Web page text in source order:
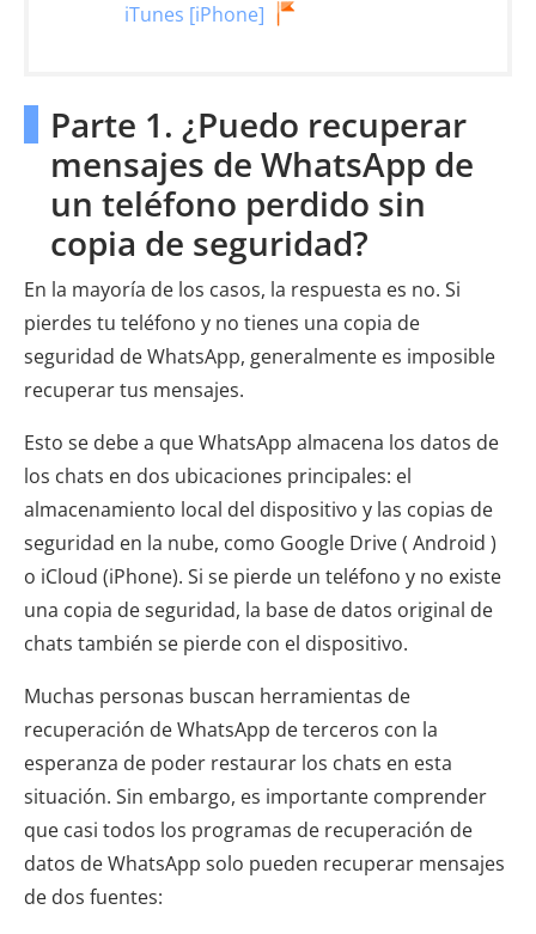
iTunes [iPhone]
Parte 1. ¿Puedo recuperar
mensajes de WhatsApp de
un teléfono perdido sin
copia de seguridad?
En la mayoría de los casos, la respuesta es no. Si
pierdes tu teléfono y no tienes una copia de
seguridad de WhatsApp, generalmente es imposible
recuperar tus mensajes.
Esto se debe a que WhatsApp almacena los datos de
los chats en dos ubicaciones principales: el
almacenamiento local del dispositivo y las copias de
seguridad en la nube, como Google Drive ( Android )
o iCloud (iPhone). Si se pierde un teléfono y no existe
una copia de seguridad, la base de datos original de
chats también se pierde con el dispositivo.
Muchas personas buscan herramientas de
recuperación de WhatsApp de terceros con la
esperanza de poder restaurar los chats en esta
situación. Sin embargo, es importante comprender
que casi todos los programas de recuperación de
datos de WhatsApp solo pueden recuperar mensajes
de dos fuentes: